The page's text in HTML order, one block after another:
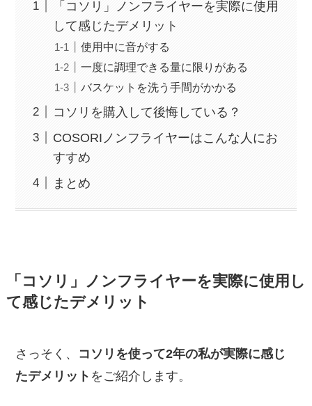
「コソリ」ノンフライヤーを実際に使用
して感じたデメリット
使用中に音がする
一度に調理できる量に限りがある
バスケットを洗う手間がかかる
コソリを購入して後悔している？
COSORIノンフライヤーはこんな人にお
すすめ
まとめ
「コソリ」ノンフライヤーを実際に使用し
て感じたデメリット
さっそく、 コソリを使って2年の私が実際に感じ
たデメリット をご紹介します。